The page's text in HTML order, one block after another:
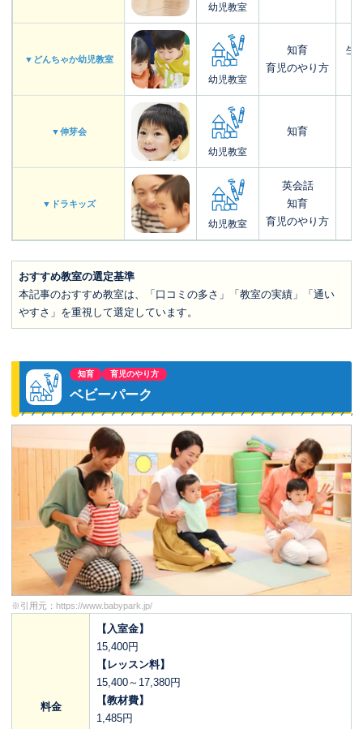
幼児教室
▼どんちゃか幼児教室
幼児教室
知育
育児のやり方
生
▼伸芽会
幼児教室
知育
▼ドラキッズ
幼児教室
英会話
知育
育児のやり方
おすすめ教室の選定基準
本記事のおすすめ教室は、「口コミの多さ」「教室の実績」「通い
やすさ」を重視して選定しています。
知育 育児のやり方
ベビーパーク
※引用元： https://www.babypark.jp/
料金
【入室金】
15,400円
【レッスン料】
15,400～17,380円
【教材費】
1,485円